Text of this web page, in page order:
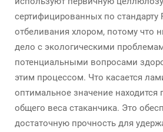
сертифицированных по стандарту
отбеливания хлором, потому что
дело с экологическими
потенциальными вопросами
этим процессом. Что касается
оптимальное значение находится
общего веса стаканчика. Это
достаточную прочность для